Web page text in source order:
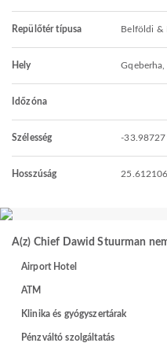
Repülőtér típusa Belföldi &
Hely
Időzóna
Szélesség -
Hosszúság 25.612106
A(z) Chief Dawid Stuurman
Airport Hotel
ATM
Klinika és gyógyszertárak
Pénzváltó szolgáltatás